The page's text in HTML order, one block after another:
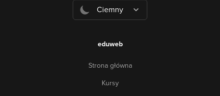
Ciemny
eduweb
Strona główna
Kursy